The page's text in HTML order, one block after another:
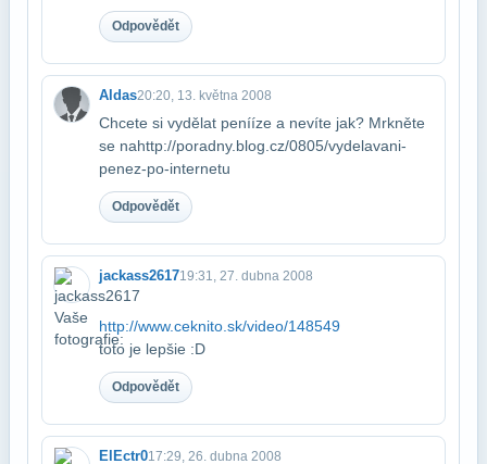
Odpovědět
Aldas20:20, 13. května 2008
Chcete si vydělat penííze a nevíte jak? Mrkněte
se na​http://poradny.blog.cz/0805/vydelavani-
penez-po-internetu
Odpovědět
jackass261719:31, 27. dubna 2008
http://www.ceknito.sk/video/148549
toto je lepšie :D
Odpovědět
ElEctr017:29, 26. dubna 2008